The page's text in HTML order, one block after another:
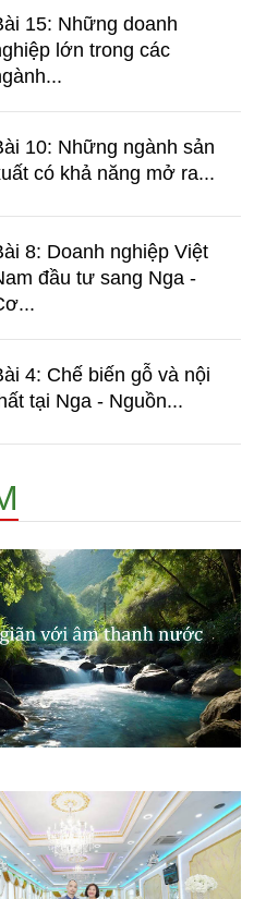
15: Những doanh
lớn trong các
10: Những ngành sản
có khả năng mở ra...
8: Doanh nghiệp Việt
đầu tư sang Nga -
4: Chế biến gỗ và nội
tại Nga - Nguồn...